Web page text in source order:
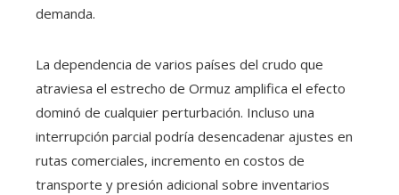
demanda.
La dependencia de varios países del crudo que
atraviesa el estrecho de Ormuz amplifica el efecto
dominó de cualquier perturbación. Incluso una
interrupción parcial podría desencadenar ajustes en
rutas comerciales, incremento en costos de
transporte y presión adicional sobre inventarios